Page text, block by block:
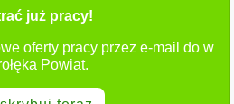
już pracy!
oferty pracy przez e-mail do w
Powiat.